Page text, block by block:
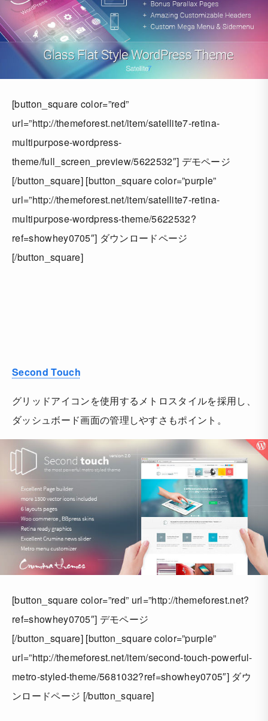
[button_square color=”red”
url=”http://themeforest.net/item/satellite7-retina-
multipurpose-wordpress-
theme/full_screen_preview/5622532″] デモページ
[/button_square] [button_square color=”purple”
url=”http://themeforest.net/item/satellite7-retina-
multipurpose-wordpress-theme/5622532?
ref=showhey0705″] ダウンロードページ
[/button_square]
Second Touch
グリッドアイコンを使用するメトロスタイルを採用し、
ダッシュボード画面の管理しやすさもポイント。
[button_square color=”red” url=”http://themeforest.net?
ref=showhey0705″] デモページ
[/button_square] [button_square color=”purple”
url=”http://themeforest.net/item/second-touch-powerful-
metro-styled-theme/5681032?ref=showhey0705″] ダウ
ンロードページ [/button_square]